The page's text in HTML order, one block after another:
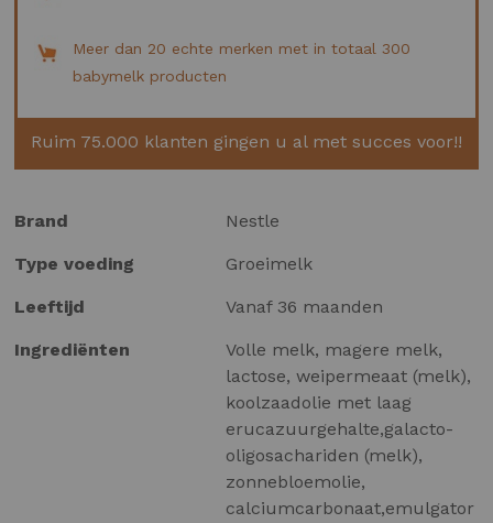
Meer dan 20 echte merken met in totaal 300
babymelk producten
Ruim 75.000 klanten gingen u al met succes voor!!
Meer
Brand Nestle
Type voeding Groeimelk
Leeftijd Vanaf 36 maanden
Ingrediënten
Volle melk, magere melk,
lactose, weipermeaat (melk),
koolzaadolie met laag
erucazuurgehalte,galacto-
oligosachariden (melk),
zonnebloemolie,
calciumcarbonaat,emulgator